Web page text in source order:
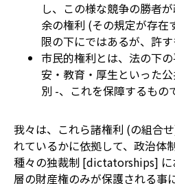
し、この様な競争の勝者
余の権利 (その規定が存在
限の下にではあるが、許す
市民的権利とは、法の下
安・教育・厚生といった
別 -、これを保障するもの
我々は、これら諸権利 (の組合
れているかに依拠して、政治体
種々の独裁制 [dictatorships] に
層の財産権のみが保護される事